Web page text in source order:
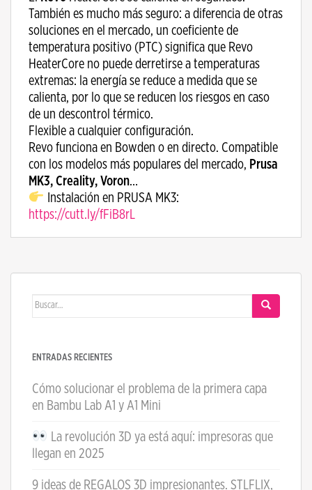
También es mucho más seguro: a diferencia de otras
soluciones en el mercado, un coeficiente de
temperatura positivo (PTC) significa que Revo
HeaterCore no puede derretirse a temperaturas
extremas: la energía se reduce a medida que se
calienta, por lo que se reducen los riesgos en caso
de un descontrol térmico.
Flexible a cualquier configuración.
Revo funciona en Bowden o en directo. Compatible
con los modelos más populares del mercado, Prusa
MK3, Creality, Voron…
Instalación en PRUSA MK3:
https://cutt.ly/fFiB8rL
Buscar:
ENTRADAS RECIENTES
Cómo solucionar el problema de la primera capa
en Bambu Lab A1 y A1 Mini
La revolución 3D ya está aquí: impresoras que
llegan en 2025
9 ideas de REGALOS 3D impresionantes. STLFLIX,